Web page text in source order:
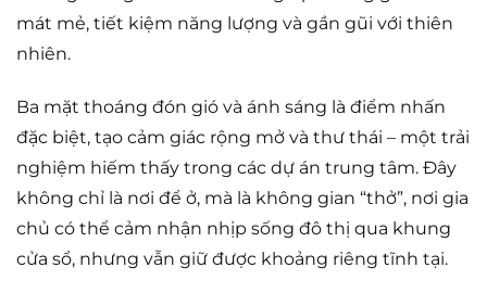
mát mẻ, tiết kiệm năng lượng và gần gũi với thiên
nhiên.
Ba mặt thoáng đón gió và ánh sáng là điểm nhấn
đặc biệt, tạo cảm giác rộng mở và thư thái – một trải
nghiệm hiếm thấy trong các dự án trung tâm. Đây
không chỉ là nơi để ở, mà là không gian “thở”, nơi gia
chủ có thể cảm nhận nhịp sống đô thị qua khung
cửa sổ, nhưng vẫn giữ được khoảng riêng tĩnh tại.